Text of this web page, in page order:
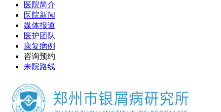
医院简介
医院新闻
媒体报道
医护团队
康复病例
咨询预约
来院路线